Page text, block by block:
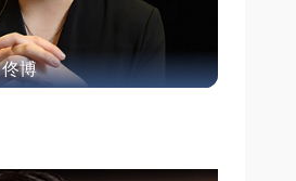
佟博